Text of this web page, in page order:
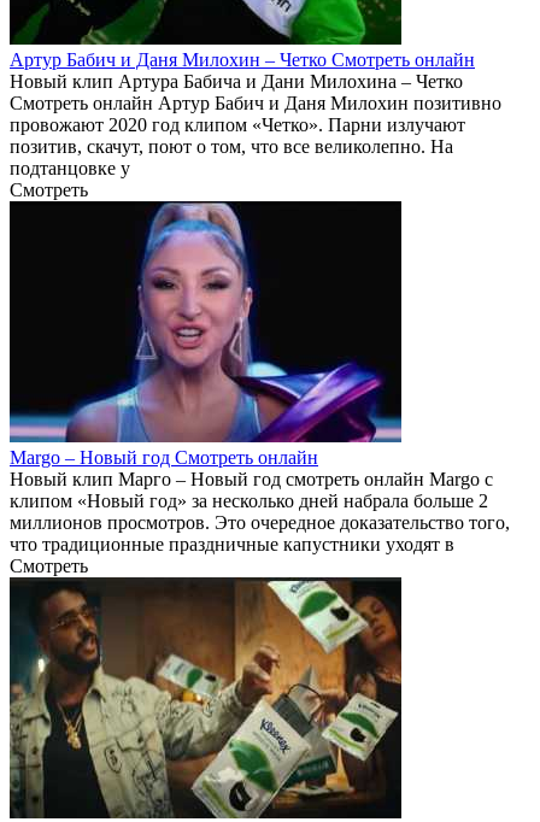
Артур Бабич и Даня Милохин – Четко Смотреть онлайн
Новый клип Артура Бабича и Дани Милохина – Четко
Смотреть онлайн Артур Бабич и Даня Милохин позитивно
провожают 2020 год клипом «Четко». Парни излучают
позитив, скачут, поют о том, что все великолепно. На
подтанцовке у
Смотреть
Margo – Новый год Смотреть онлайн
Новый клип Марго – Новый год смотреть онлайн Margo с
клипом «Новый год» за несколько дней набрала больше 2
миллионов просмотров. Это очередное доказательство того,
что традиционные праздничные капустники уходят в
Смотреть